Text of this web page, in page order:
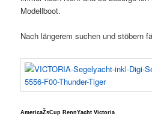
Modellboot.
Nach längerem suchen und stöbern
AmericaŽsCup RennYacht Victoria